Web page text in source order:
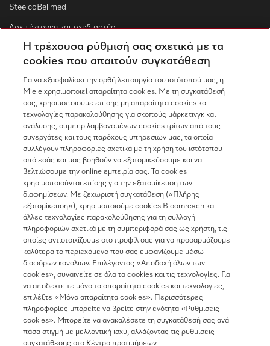
SteelcoBelimed
Αρχιτέκτονες και σχεδιαστές
Για εμπορικούς συνεργάτες
Επικοινωνία
Επισκόπηση επικοινωνίας
210 6794444
Εξυπηρέτηση πελατών
210 6794444
Ακολουθήστε τη Miele Professional
Η τρέχουσα ρύθμισή σας σχετικά με τα
cookies που απαιτούν συγκατάθεση
Για να εξασφαλίσει την ορθή λειτουργία του ιστότοπού μας, η
Miele χρησιμοποιεί απαραίτητα cookies. Με τη συγκατάθεσή
σας, χρησιμοποιούμε επίσης μη απαραίτητα cookies και
τεχνολογίες παρακολούθησης για σκοπούς μάρκετινγκ και
ανάλυσης, συμπεριλαμβανομένων cookies τρίτων από τους
συνεργάτες και τους παρόχους υπηρεσιών μας, τα οποία
συλλέγουν πληροφορίες σχετικά με τη χρήση του ιστότοπου
από εσάς και μας βοηθούν να εξατομικεύσουμε και να
βελτιώσουμε την online εμπειρία σας. Τα cookies
χρησιμοποιούνται επίσης για την εξατομίκευση των
διαφημίσεων. Με ξεχωριστή συγκατάθεση («Πλήρης
εξατομίκευση»), χρησιμοποιούμε cookies Bloomreach και
άλλες τεχνολογίες παρακολούθησης για τη συλλογή
πληροφοριών σχετικά με τη συμπεριφορά σας ως χρήστη, τις
οποίες αντιστοιχίζουμε στο προφίλ σας για να προσαρμόζουμε
καλύτερα το περιεχόμενο που σας εμφανίζουμε μέσω
διαφόρων καναλιών. Επιλέγοντας «Αποδοχή όλων των
cookies», συναινείτε σε όλα τα cookies και τις τεχνολογίες. Για
να αποδεχτείτε μόνο τα απαραίτητα cookies και τεχνολογίες,
επιλέξτε «Μόνο απαραίτητα cookies». Περισσότερες
πληροφορίες μπορείτε να βρείτε στην ενότητα «Ρυθμίσεις
cookies». Μπορείτε να ανακαλέσετε τη συγκατάθεσή σας ανά
πάσα στιγμή με μελλοντική ισχύ, αλλάζοντας τις ρυθμίσεις
συγκατάθεσης στο Κέντρο προτιμήσεων.